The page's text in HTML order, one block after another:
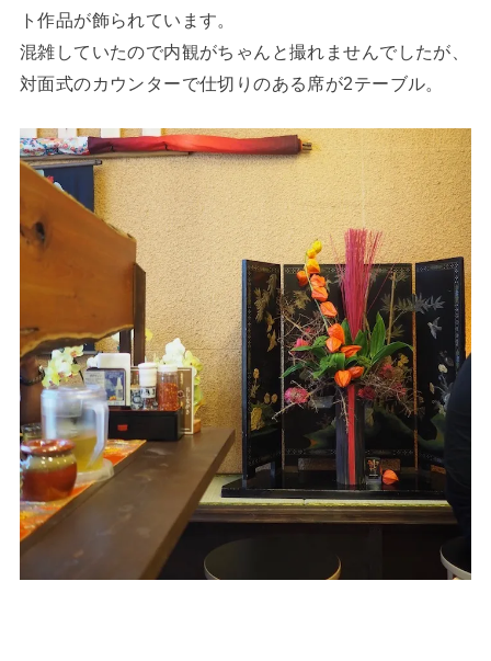
ト作品が飾られています。
混雑していたので内観がちゃんと撮れませんでしたが、
対面式のカウンターで仕切りのある席が2テーブル。